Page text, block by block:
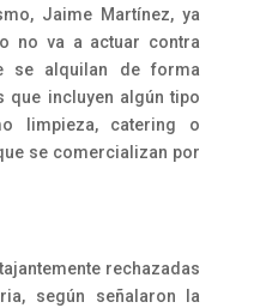
Jaime Martínez, ya
no va a actuar contra
se alquilan de forma
incluyen algún tipo
limpieza, catering o
se comercializan por
rechazadas
según señalaron la